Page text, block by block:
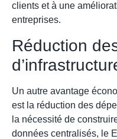
clients et à une
entreprises.
Réduction
Un autre avantage
est la réduction des
la nécessité de
données centralisés, le